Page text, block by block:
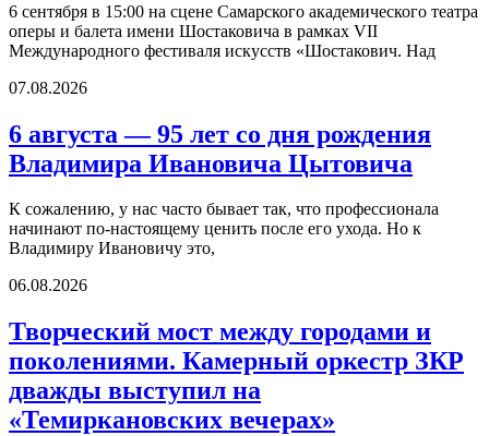
6 сентября в 15:00 на сцене Самарского академического театра
оперы и балета имени Шостаковича в рамках VII
Международного фестиваля искусств «Шостакович. Над
07.08.2026
6 августа — 95 лет со дня рождения
Владимира Ивановича Цытовича
К сожалению, у нас часто бывает так, что профессионала
начинают по-настоящему ценить после его ухода. Но к
Владимиру Ивановичу это,
06.08.2026
Творческий мост между городами и
поколениями. Камерный оркестр ЗКР
дважды выступил на
«Темиркановских вечерах»